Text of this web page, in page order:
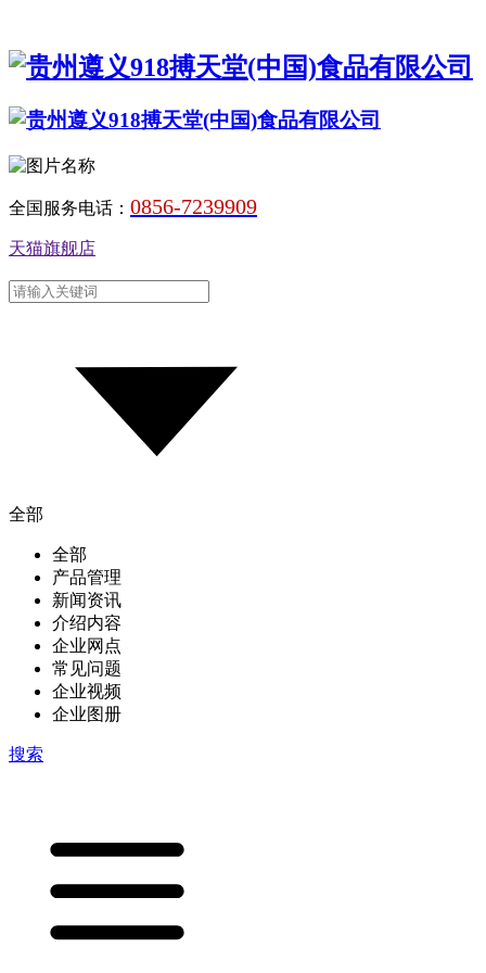
全国服务电话： 0856-7239909
天猫旗舰店
全部
全部
产品管理
新闻资讯
介绍内容
企业网点
常见问题
企业视频
企业图册
搜索